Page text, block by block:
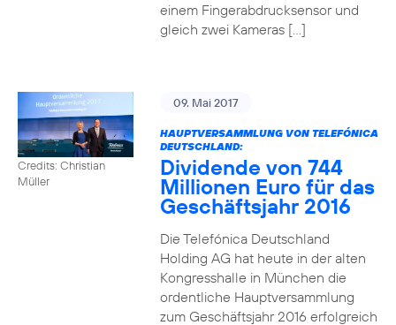
einem Fingerabdrucksensor und
gleich zwei Kameras […]
Credits: Christian
Müller
09. Mai 2017
HAUPTVERSAMMLUNG VON TELEFÓNICA
DEUTSCHLAND:
Dividende von 744
Millionen Euro für das
Geschäftsjahr 2016
Die Telefónica Deutschland
Holding AG hat heute in der alten
Kongresshalle in München die
ordentliche Hauptversammlung
zum Geschäftsjahr 2016 erfolgreich